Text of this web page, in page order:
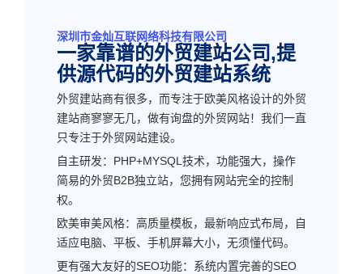
深圳市金灿互联网络科技有限公司
一家靠谱的外贸建站公司,提
供源代码的外贸建站系统
外贸建站商有很多，而专注于欧美风格设计的外贸
建站商寥寥无几，做有询盘的外贸网站！我们一直
只专注于外贸网站建设。
自主研发：PHP+MYSQL技术，功能强大，操作
简易的外贸B2B独立站，您拥有网站完全的控制
权。
欧美审美风格：高质量模板，最新响应式布局，自
适应电脑、平板、手机屏幕大小，无须懂代码。
更有强大友好的SEO功能：系统内置完善的SEO